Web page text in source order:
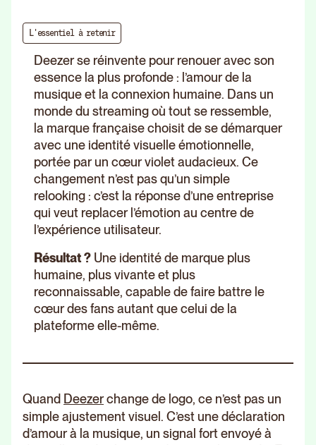
L'essentiel à retenir
Deezer se réinvente pour renouer avec son
essence la plus profonde : l’amour de la
musique et la connexion humaine. Dans un
monde du streaming où tout se ressemble,
la marque française choisit de se démarquer
avec une identité visuelle émotionnelle,
portée par un cœur violet audacieux. Ce
changement n’est pas qu’un simple
relooking : c’est la réponse d’une entreprise
qui veut replacer l’émotion au centre de
l’expérience utilisateur.
Résultat ? Une identité de marque plus
humaine, plus vivante et plus
reconnaissable, capable de faire battre le
cœur des fans autant que celui de la
plateforme elle-même.
Quand Deezerchange de logo, ce n’est pas un
simple ajustement visuel. C’est une déclaration
d’amour à la musique, un signal fort envoyé à